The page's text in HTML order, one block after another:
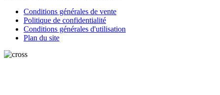
Conditions générales de vente
Politique de confidentialité
Conditions générales d'utilisation
Plan du site